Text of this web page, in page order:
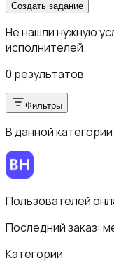
Создать задание
Не нашли нужную
исполнителей.
0 результатов
Фильтры
В данной категории
Пользователей
Последний заказ:
Категории